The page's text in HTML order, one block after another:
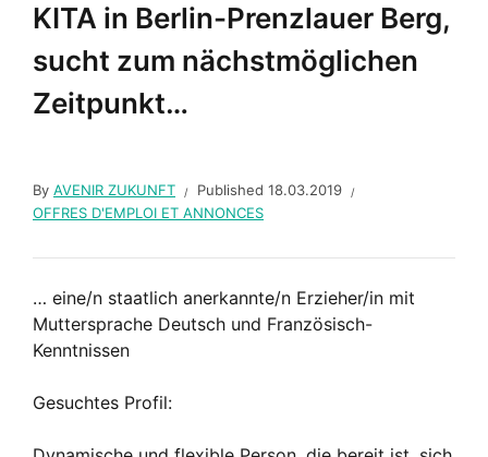
KITA in Berlin-Prenzlauer Berg,
sucht zum nächstmöglichen
Zeitpunkt…
By AVENIR ZUKUNFT Published 18.03.2019
OFFRES D'EMPLOI ET ANNONCES
… eine/n staatlich anerkannte/n Erzieher/in mit
Muttersprache Deutsch und Französisch-
Kenntnissen
Gesuchtes Profil: